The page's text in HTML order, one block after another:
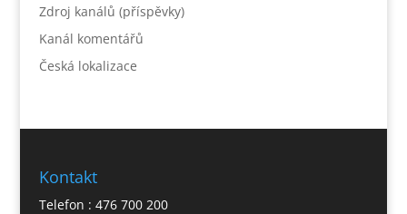
Zdroj kanálů (příspěvky)
Kanál komentářů
Česká lokalizace
Kontakt
Telefon : 476 700 200